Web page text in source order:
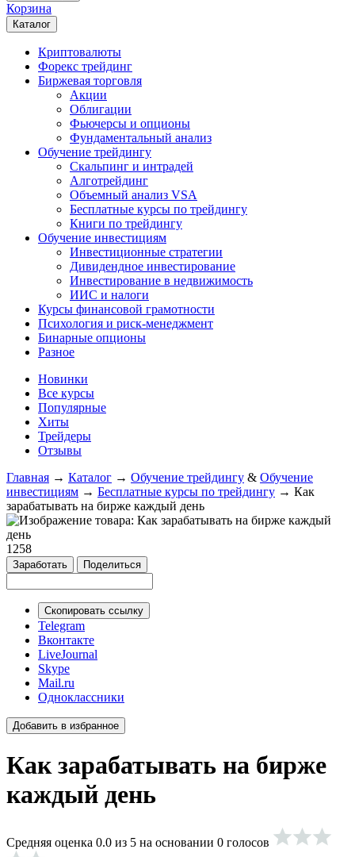
Корзина
Каталог
Криптовалюты
Форекс трейдинг
Биржевая торговля
Акции
Облигации
Фьючерсы и опционы
Фундаментальный анализ
Обучение трейдингу
Скальпинг и интрадей
Алготрейдинг
Объемный анализ VSA
Бесплатные курсы по трейдингу
Книги по трейдингу
Обучение инвестициям
Инвестиционные стратегии
Дивидендное инвестирование
Инвестирование в недвижимость
ИИС и налоги
Курсы финансовой грамотности
Психология и риск-менеджмент
Бинарные опционы
Разное
Новинки
Все курсы
Популярные
Хиты
Трейдеры
Отзывы
Главная → Каталог → Обучение трейдингу & Обучение
инвестициям → Бесплатные курсы по трейдингу → Как
зарабатывать на бирже каждый день
1258
Заработать Поделиться
Скопировать ссылку
Telegram
Вконтакте
LiveJournal
Skype
Mail.ru
Одноклассники
Добавить в избранное
Как зарабатывать на бирже
каждый день
Средняя оценка 0.0 из 5 на основании 0 голосов